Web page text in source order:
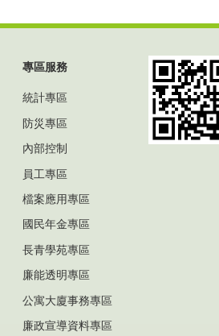
專區服務
統計專區
防災專區
內部控制
員工專區
檔案應用專區
國民年金專區
長青學苑專區
廉能透明專區
公寓大廈事務專區
廉政宣導資料專區